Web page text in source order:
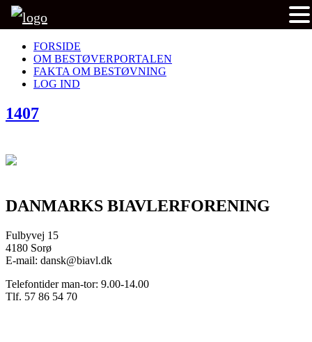
FORSIDE
OM BESTØVERPORTALEN
FAKTA OM BESTØVNING
LOG IND
1407
DANMARKS BIAVLERFORENING
Fulbyvej 15
4180 Sorø
E-mail: dansk@biavl.dk
Telefontider man-tor: 9.00-14.00
Tlf. 57 86 54 70